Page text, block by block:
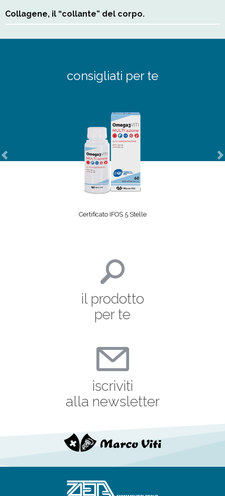
Collagene, il “collante” del corpo.
consigliati per te
Certificato IFOS 5 Stelle
Previous
il prodotto
per te
iscriviti
alla newsletter